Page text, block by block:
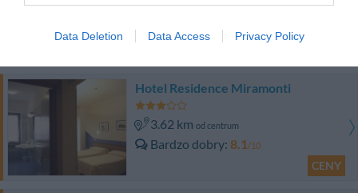
Data Deletion Data Access Privacy Policy
3.96 km
Fantastyczny 8.7/10
Hotel Residence Miramonti
3.62 km od centrum
Bardzo dobry 8.1/10
CENY